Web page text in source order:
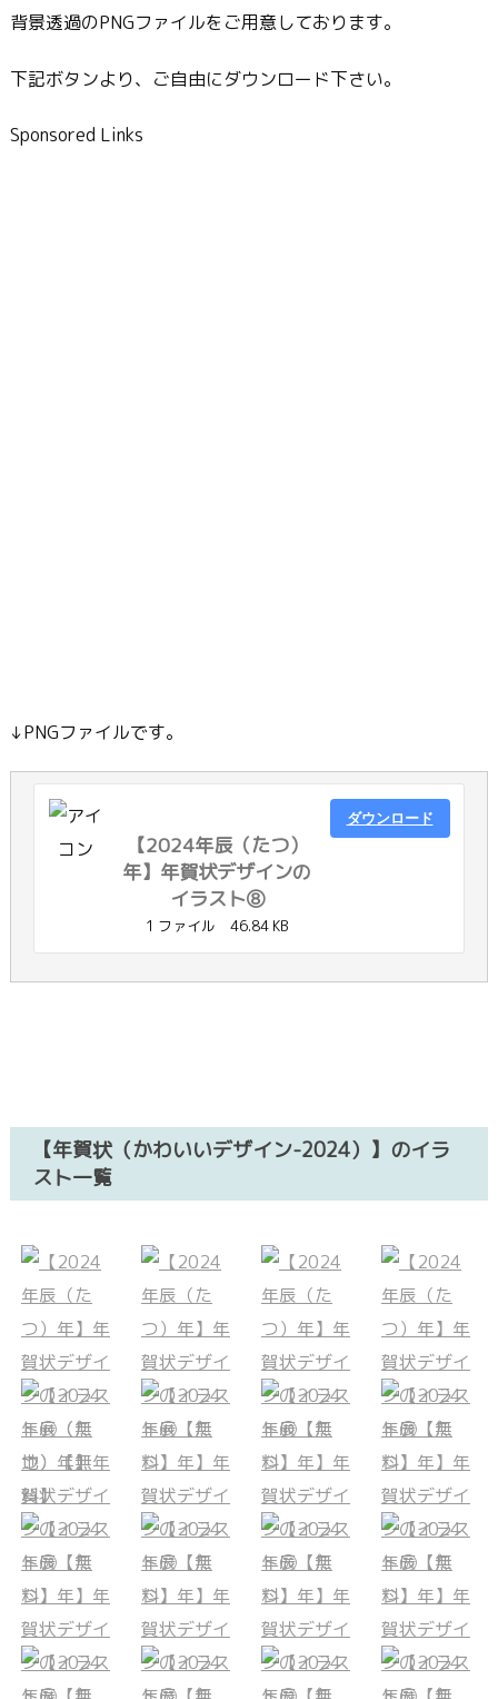
背景透過のPNGファイルをご用意しております。
下記ボタンより、ご自由にダウンロード下さい。
Sponsored Links
↓PNGファイルです。
【2024年辰（たつ）
年】年賀状デザインの
イラスト⑧
1 ファイル 46.84 KB
ダウンロード
【年賀状（かわいいデザイン-2024）】のイラ
スト一覧